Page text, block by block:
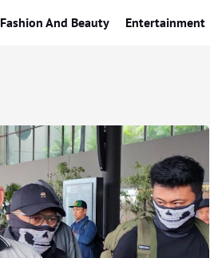
Fashion And Beauty Entertainment